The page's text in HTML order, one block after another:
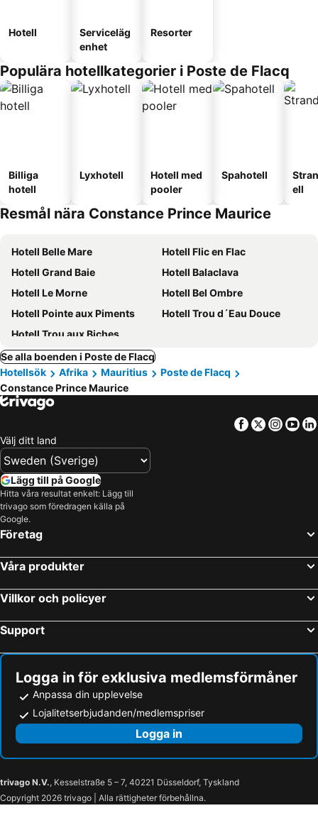
Hotell
Serviceläg
enhet
Resorter
Populära hotellkategorier i Poste de Flacq
Billiga
hotell
Lyxhotell
Hotell med
pooler
Spahotell
ell
Resmål nära Constance Prince Maurice
Hotell Belle Mare
Hotell Flic en Flac
Hotell Grand Baie
Hotell Balaclava
Hotell Le Morne
Hotell Bel Ombre
Hotell Pointe aux Piments
Hotell Trou d´Eau Douce
Hotell Trou aux Biches
Se alla boenden i Poste de Flacq
Hotellsök
Afrika Mauritius
Poste de Flacq
Constance Prince Maurice
Facebook
Twitter
Välj ditt land
Lägg till på Google
Hitta våra resultat enkelt: Lägg till
trivago som föredragen källa på
Google.
Företag
Våra produkter
Villkor och policyer
Support
Logga in för exklusiva medlemsförmåner
Anpassa din upplevelse
Lojalitetserbjudanden/medlemspriser
Logga in
trivago N.V., Kesselstraße 5 – 7, 40221 Düsseldorf, Tyskland
Copyright 2026 trivago | Alla rättigheter förbehållna.